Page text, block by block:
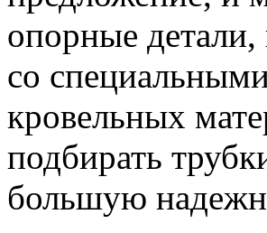
опорные
со
кровельных
подбирать
большую